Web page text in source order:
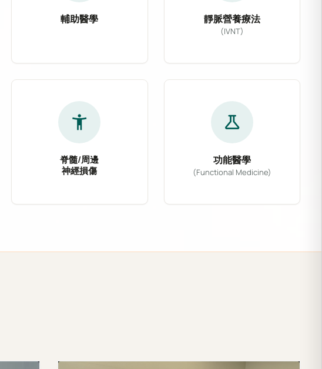
輔助醫學
結合主流醫學與多種非侵入性輔助療法，如電磁刺激、整合
靜脈營養療法
(IVNT)
accessibility_new
脊髓/周邊
神經損傷
science
功能醫學
(Functional Medicine)